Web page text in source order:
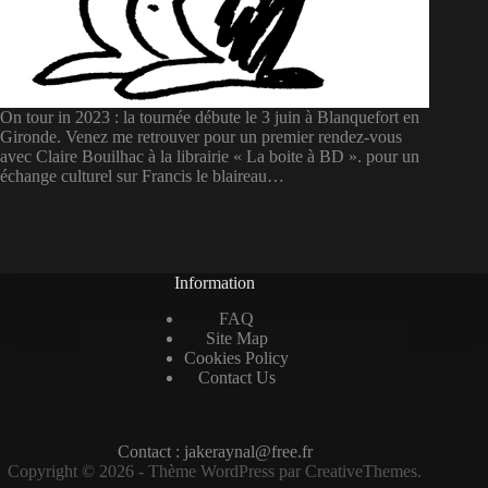
On tour in 2023 : la tournée débute le 3 juin à Blanquefort en
Gironde. Venez me retrouver pour un premier rendez-vous
avec Claire Bouilhac à la librairie « La boite à BD ». pour un
échange culturel sur Francis le blaireau…
Information
FAQ
Site Map
Cookies Policy
Contact Us
Contact : jakeraynal@free.fr
Copyright © 2026 - Thème WordPress par CreativeThemes.